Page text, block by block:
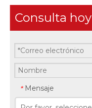
Consulta hoy
* Mensaje